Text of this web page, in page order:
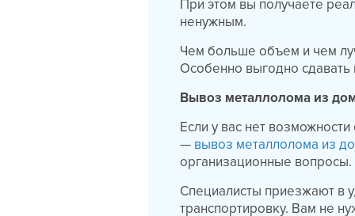
При этом вы получаете
ненужным.
Чем больше объем и чем
Особенно выгодно
Вывоз металлолома из
Если у вас нет
— вывоз металлолома из
организационные вопросы.
Специалисты приезжают в
транспортировку. Вам не